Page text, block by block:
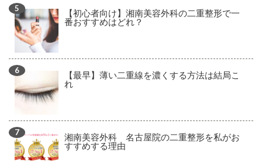
【初心者向け】湘南美容外科の二重整形で一
番おすすめはどれ？
【最早】薄い二重線を濃くする方法は結局こ
れ
湘南美容外科 名古屋院の二重整形を私がお
すすめする理由